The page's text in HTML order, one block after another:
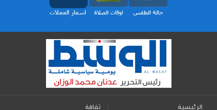
الرئيسية
ثقافة